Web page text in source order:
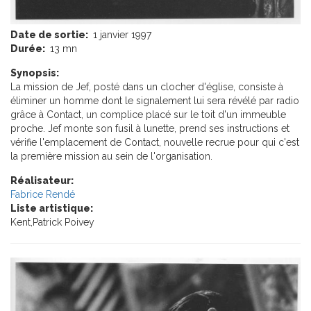
Date de sortie: 1 janvier 1997
Durée: 13 mn
Synopsis:
La mission de Jef, posté dans un clocher d'église, consiste à
éliminer un homme dont le signalement lui sera révélé par radio
grâce à Contact, un complice placé sur le toit d'un immeuble
proche. Jef monte son fusil à lunette, prend ses instructions et
vérifie l'emplacement de Contact, nouvelle recrue pour qui c'est
la première mission au sein de l'organisation.
Réalisateur:
Fabrice Rendé
Liste artistique:
Kent,Patrick Poivey